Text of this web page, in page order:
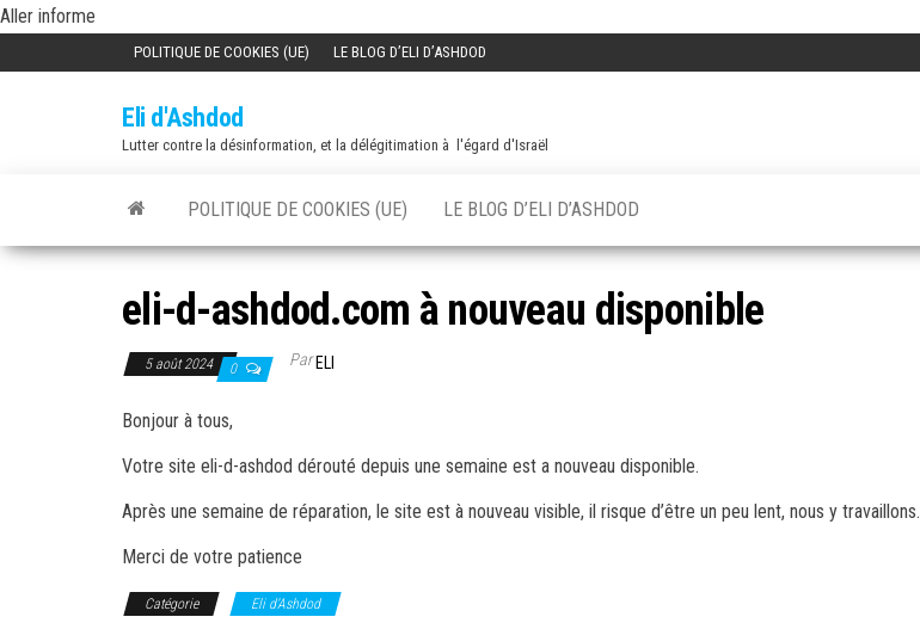
Aller informe
content
POLITIQUE DE COOKIES (UE) LE BLOG D’ELI D’ASHDOD
Eli d'Ashdod
Lutter contre la désinformation, et la délégitimation à l'égard d'Israël
POLITIQUE DE COOKIES (UE) LE BLOG D’ELI D’ASHDOD
eli-d-ashdod.com à nouveau disponible
5 août 2024 0 ParELI
Bonjour à tous,
Votre site eli-d-ashdod dérouté depuis une semaine est a nouveau disponible.
Après une semaine de réparation, le site est à nouveau visible, il risque d’être un peu lent, nous y travaillons.
Merci de votre patience
Catégorie Eli d'Ashdod